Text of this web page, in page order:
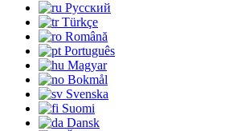
Русский
Türkçe
Română
Português
Magyar
Bokmål
Svenska
Suomi
Dansk